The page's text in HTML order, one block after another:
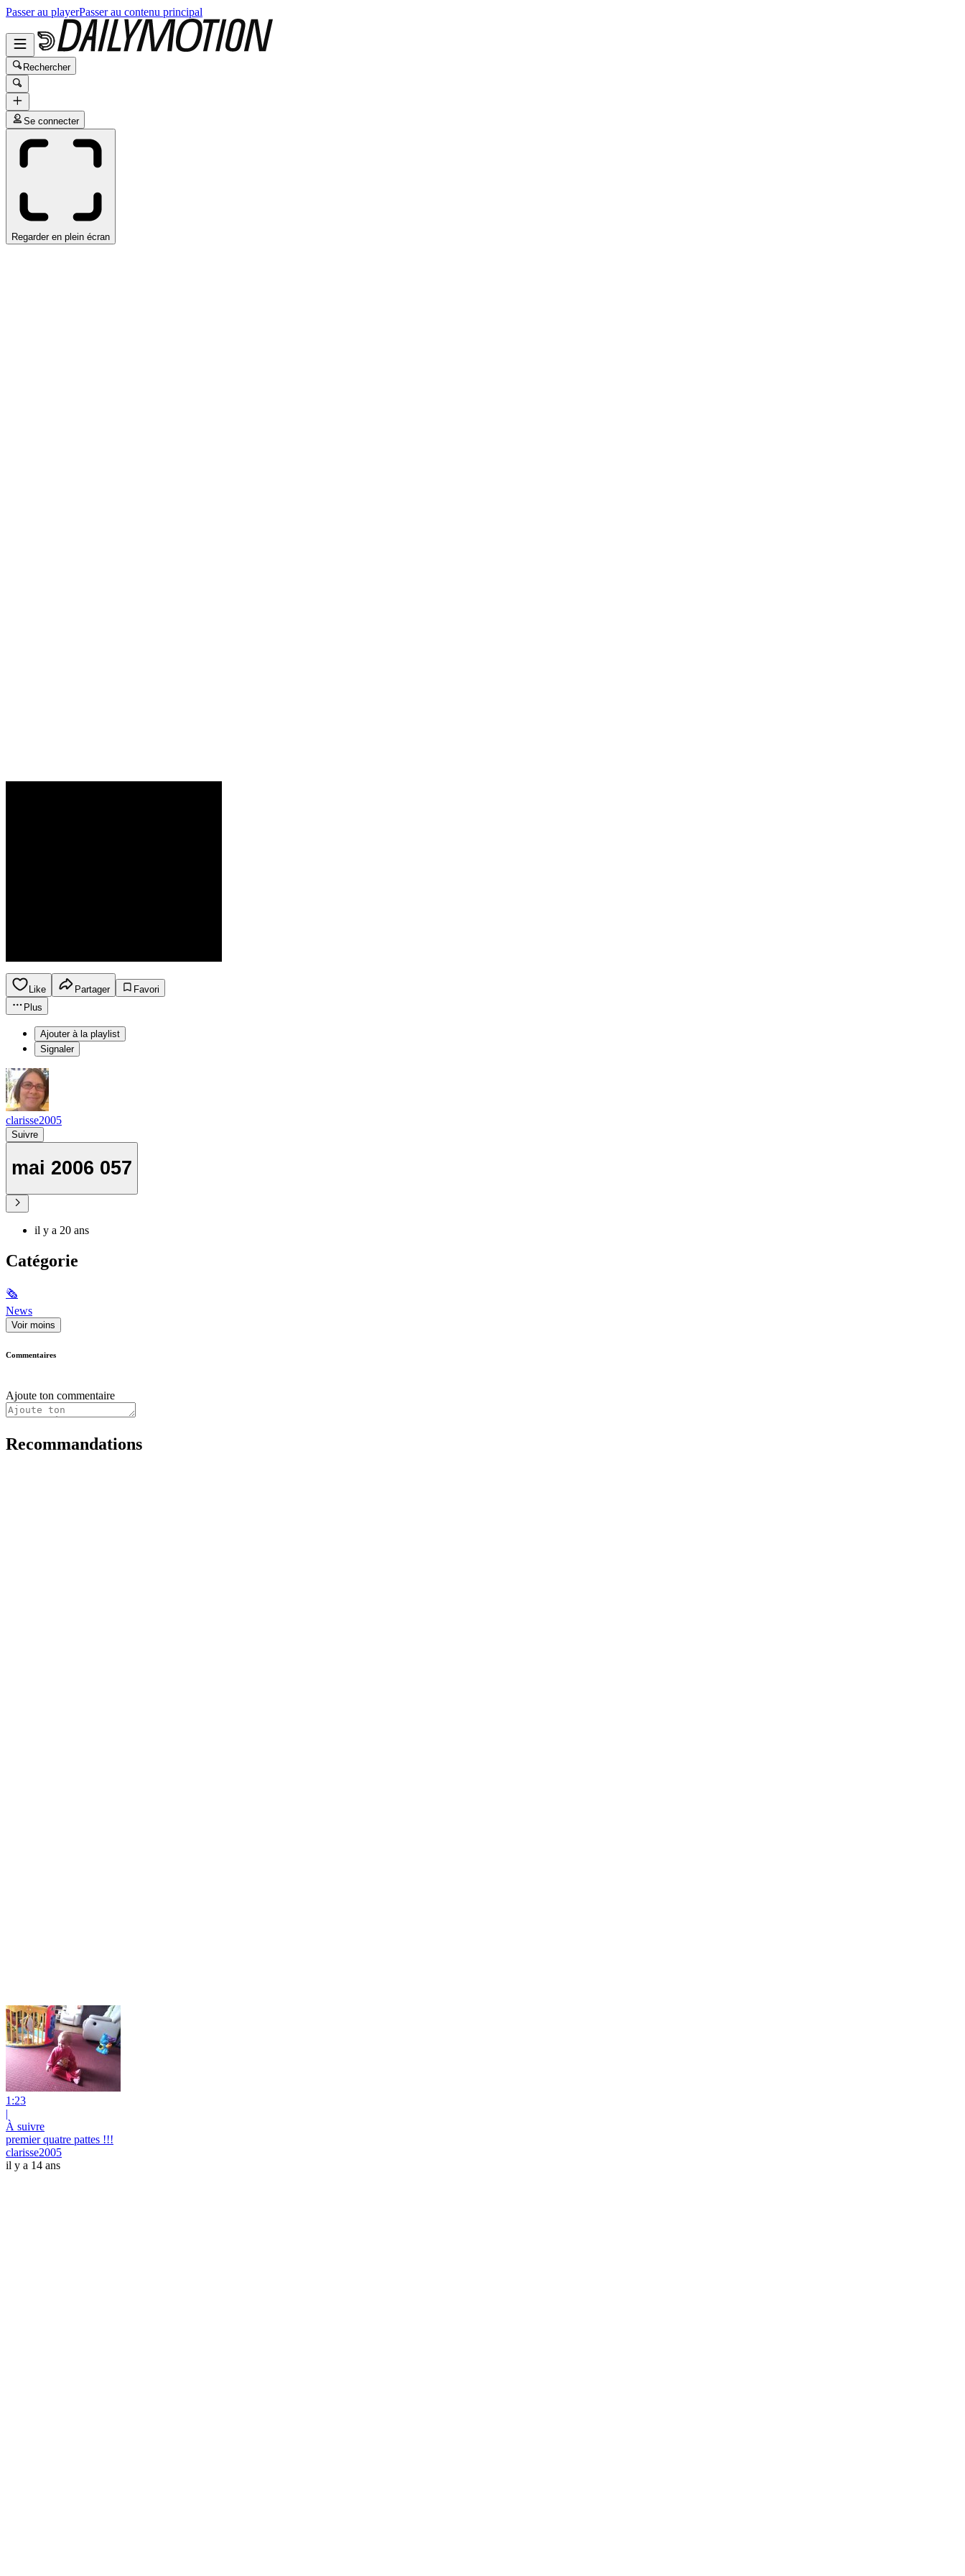
Passer au playerPasser au contenu principal
Rechercher
Se connecter
Regarder en plein écran
Like Partager
Favori
Plus
Ajouter à la playlist
Signaler
clarisse2005
Suivre
mai 2006 057
il y a 20 ans
Catégorie
🗞
News
Voir moins
Commentaires
Ajoute ton commentaire
Recommandations
1:23
|
À suivre
premier quatre pattes !!!
clarisse2005
il y a 14 ans